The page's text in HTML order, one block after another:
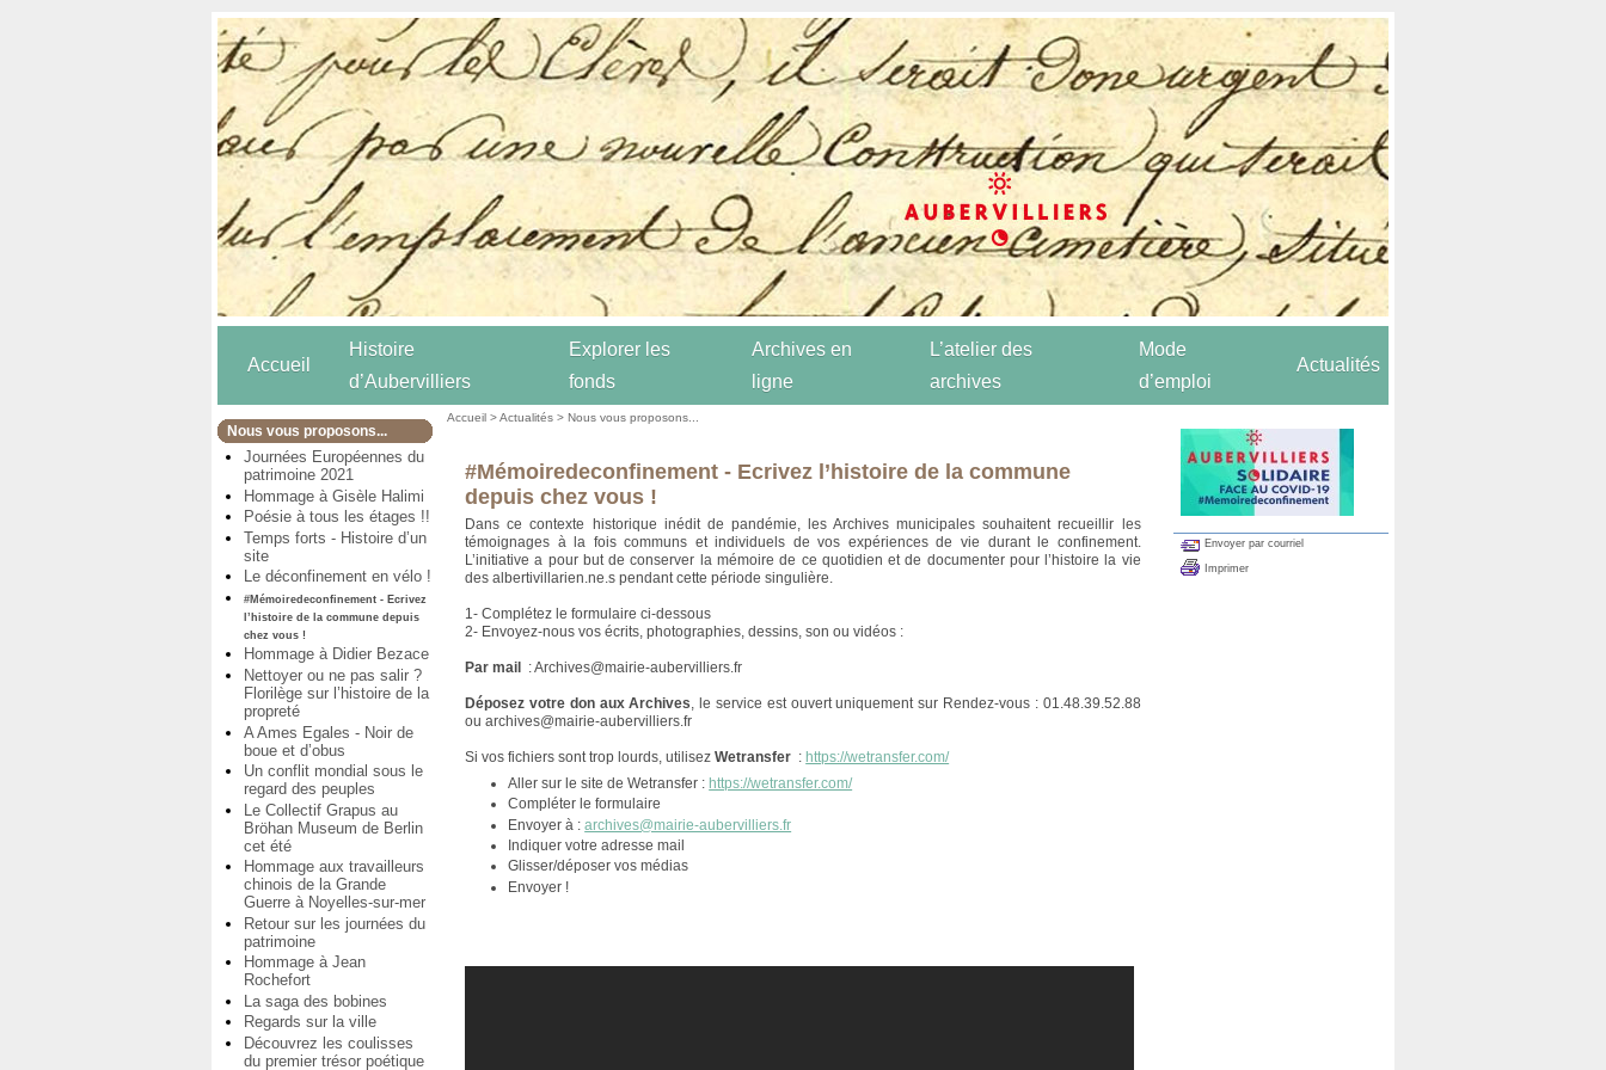
Accueil
Histoire
d’Aubervilliers
Explorer les
fonds
Archives en
ligne
L’atelier des
archives
Mode
d’emploi
Actualités
Nous vous proposons...
Journées Européennes du
patrimoine 2021
Hommage à Gisèle Halimi
Poésie à tous les étages !!
Temps forts - Histoire d’un
site
Le déconfinement en vélo !
#Mémoiredeconfinement - Ecrivez
l’histoire de la commune depuis
chez vous !
Hommage à Didier Bezace
Nettoyer ou ne pas salir ?
Florilège sur l’histoire de la
propreté
A Ames Egales - Noir de
boue et d’obus
Un conflit mondial sous le
regard des peuples
Le Collectif Grapus au
Bröhan Museum de Berlin
cet été
Hommage aux travailleurs
chinois de la Grande
Guerre à Noyelles-sur-mer
Retour sur les journées du
patrimoine
Hommage à Jean
Rochefort
La saga des bobines
Regards sur la ville
Découvrez les coulisses
du premier trésor poétique
Accueil >Actualités>Nous vous proposons...
#Mémoiredeconfinement - Ecrivez l’histoire de la commune
depuis chez vous !
Dans ce contexte historique inédit de pandémie, les Archives municipales souhaitent recueillir les
témoignages à la fois communs et individuels de vos expériences de vie durant le confinement.
L’initiative a pour but de conserver la mémoire de ce quotidien et de documenter pour l’histoire la vie
des albertivillarien.ne.s pendant cette période singulière.
1- Complétez le formulaire ci-dessous
2- Envoyez-nous vos écrits, photographies, dessins, son ou vidéos :
Par mail : Archives@mairie-aubervilliers.fr
Déposez votre don aux Archives, le service est ouvert uniquement sur Rendez-vous : 01.48.39.52.88
ou archives@mairie-aubervilliers.fr
Si vos fichiers sont trop lourds, utilisezWetransfer : https://wetransfer.com/
Aller sur le site de Wetransfer : https://wetransfer.com/
Compléter le formulaire
Envoyer à :archives@mairie-aubervilliers.fr
Indiquer votre adresse mail
Glisser/déposer vos médias
Envoyer !
Envoyer par courriel
Imprimer